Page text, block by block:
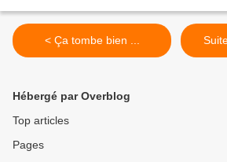
< Ça tombe bien ...
Hébergé par Overblog
Top articles
Pages